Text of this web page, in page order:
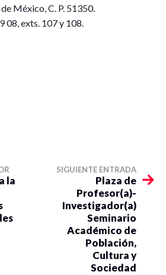
México, C. P. 51350.
08, exts. 107 y 108.
la
SIGUIENTE ENTRADA
Plaza de
Profesor(a)-
Investigador(a)
Seminario
Académico de
Población,
Cultura y
Sociedad